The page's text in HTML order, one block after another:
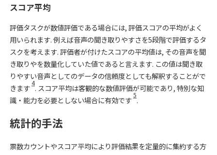
スコア平均
評価タスクが数値評価である場合には, 評価スコアの平均がよく
用いられます. 例えば音声の聞き取りやすさを5段階で評価するタ
スクを考えます. 評価者が付けたスコアの平均値は, その音声を聞
き取りやを数量化していた値であると言えます. この値は聞き取
りやすい音声としてのデータの信頼度としても解釈することがで
きます
4
. スコア平均は客観的な数値評価が可能であり, 特別な知
識・能力を必要としない場合に有効です
5
.
統計的手法
票数カウントやスコア平均により評価結果を定量的に集約する方